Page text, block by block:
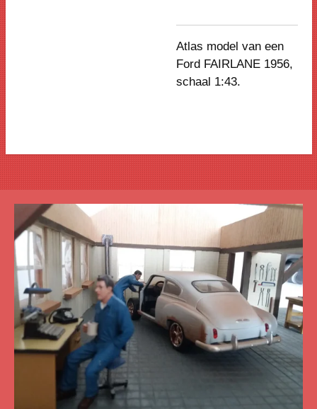
Atlas model van een
Ford FAIRLANE 1956,
schaal 1:43.